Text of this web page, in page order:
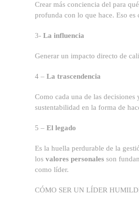
Crear más conciencia del para
profunda con lo que hace. Eso
3- La influencia
Generar un impacto directo de
4 – La trascendencia
Como cada una de las
sustentabilidad en la forma de
5 – El legado
Es la huella perdurable de la
los valores personales son
como líder.
CÓMO SER UN LÍDER